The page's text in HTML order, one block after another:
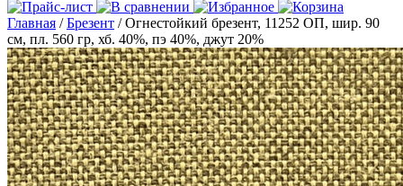
Главная /Брезент / Огнестойкий брезент, 11252 ОП, шир. 90
см, пл. 560 гр, хб. 40%, пэ 40%, джут 20%